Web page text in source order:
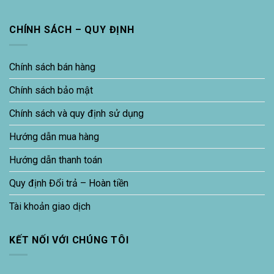
CHÍNH SÁCH – QUY ĐỊNH
Chính sách bán hàng
Chính sách bảo mật
Chính sách và quy định sử dụng
Hướng dẫn mua hàng
Hướng dẫn thanh toán
Quy định Đổi trả – Hoàn tiền
Tài khoản giao dịch
KẾT NỐI VỚI CHÚNG TÔI